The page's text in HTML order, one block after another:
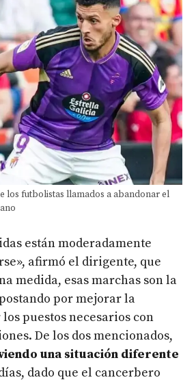
los futbolistas llamados a abandonar el
están moderadamente
afirmó el dirigente, que
medida, esas marchas son la
por mejorar la
puestos necesarios con
De los dos mencionados,
una situación diferente
dado que el cancerbero